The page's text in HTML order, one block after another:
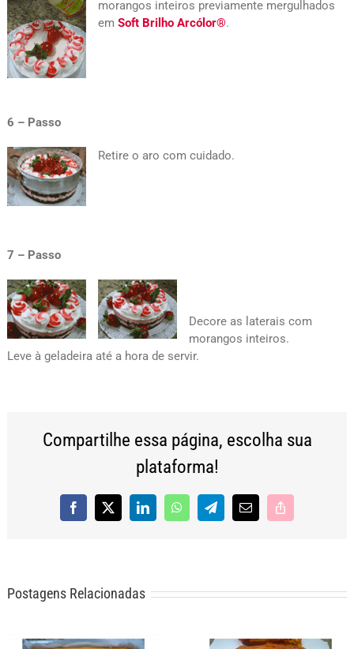
morangos inteiros previamente mergulhados
em Soft Brilho Arcólor®.
6 – Passo
Retire o aro com cuidado.
7 – Passo
Decore as laterais com
morangos inteiros.
Leve à geladeira até a hora de servir.
Compartilhe essa página, escolha sua
plataforma!
Facebook
X LinkedInWhatsAppTelegram
E-
mail
Copy
Link
Postagens Relacionadas